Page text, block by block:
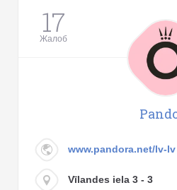
17
Жалоб
www.pandora.net/lv-lv
Vīlandes iela 3 - 3